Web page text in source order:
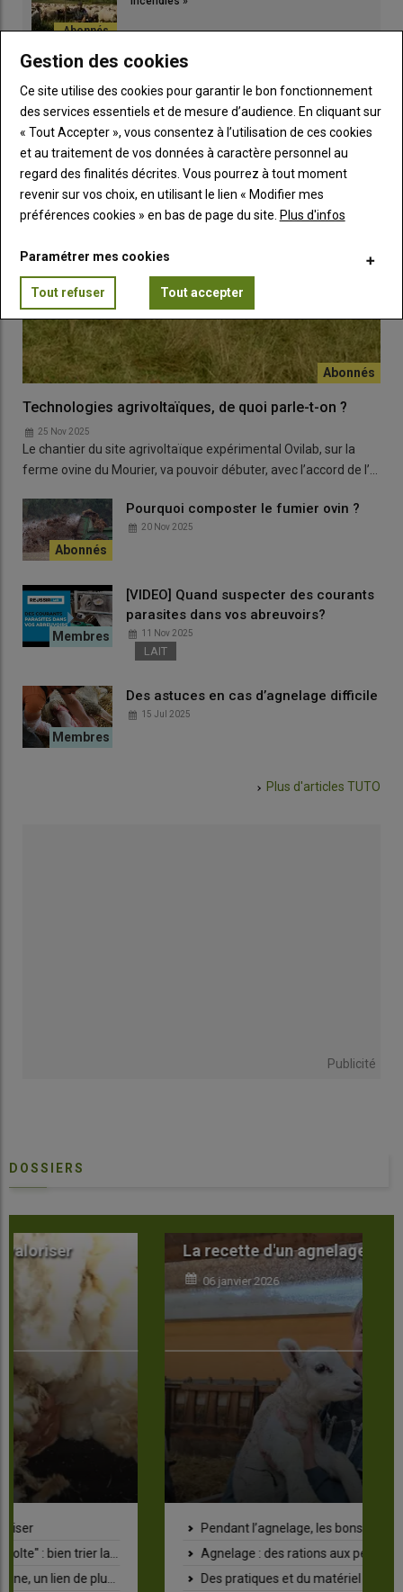
TUTO
Technologies agrivoltaïques, de quoi parle-t-on ?
25 Nov 2025
Le chantier du site agrivoltaïque expérimental Ovilab, sur la
ferme ovine du Mourier, va pouvoir débuter, avec l’accord de l’…
Pourquoi composter le fumier ovin ?
20 Nov 2025
[VIDEO] Quand suspecter des courants
parasites dans vos abreuvoirs?
11 Nov 2025
LAIT
Des astuces en cas d’agnelage difficile
15 Jul 2025
Plus d'articles TUTO
Publicité
DOSSIERS
La recette d'un agnelage réussi
06 janvier 2026
Pendant l’agnelage, les bons gestes au bon moment
Agnelage : des rations aux petits oignons en fin de gestation
Des pratiques et du matériel pour faciliter le travail à l’agnelage
Gestion des cookies
Ce site utilise des cookies pour garantir le bon fonctionnement
des services essentiels et de mesure d’audience. En cliquant sur
« Tout Accepter », vous consentez à l’utilisation de ces cookies
et au traitement de vos données à caractère personnel au
regard des finalités décrites. Vous pourrez à tout moment
revenir sur vos choix, en utilisant le lien « Modifier mes
préférences cookies » en bas de page du site. Plus d'infos
Paramétrer mes cookies
Tout refuser Tout accepter